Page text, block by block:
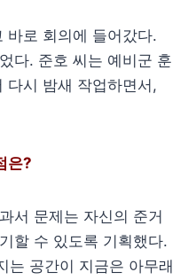
바로 회의에 들어갔다.
다. 준호 씨는 예비군 훈
다시 밤새 작업하면서,
은?
서 문제는 자신의 준거
할 수 있도록 기획했다.
는 공간이 지금은 아무래